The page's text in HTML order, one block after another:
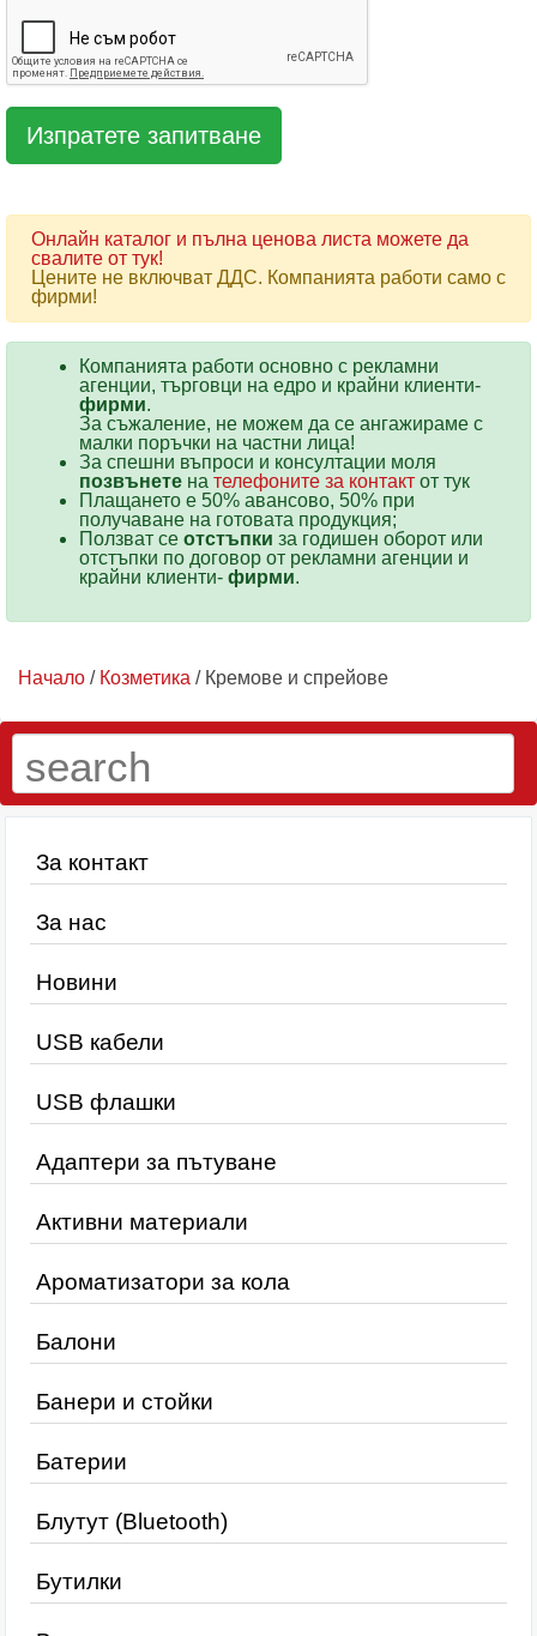
Онлайн каталог и пълна ценова листа можете да
свалите от тук!
Цените не включват ДДС. Компанията работи само с
фирми!
Компанията работи основно с рекламни
агенции, търговци на едро и крайни клиенти-
фирми.
За съжаление, не можем да се ангажираме с
малки поръчки на частни лица!
За спешни въпроси и консултации моля
позвънете на телефоните за контакт от тук
Плащането е 50% авансово, 50% при
получаване на готовата продукция;
Ползват се отстъпки за годишен оборот или
отстъпки по договор от рекламни агенции и
крайни клиенти- фирми.
Начало / Козметика / Кремове и спрейове
За контакт
За нас
Новини
USB кабели
USB флашки
Адаптери за пътуване
Активни материали
Ароматизатори за кола
Балони
Банери и стойки
Батерии
Блутут (Bluetooth)
Бутилки